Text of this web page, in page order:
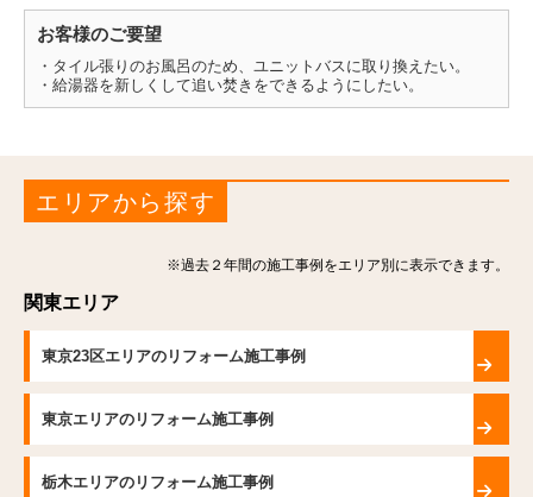
お客様のご要望
・タイル張りのお風呂のため、ユニットバスに取り換えたい。
・給湯器を新しくして追い焚きをできるようにしたい。
エリアから探す
※過去２年間の施工事例をエリア別に表示できます。
関東エリア
東京23区エリアのリフォーム施工事例
東京エリアのリフォーム施工事例
栃木エリアのリフォーム施工事例